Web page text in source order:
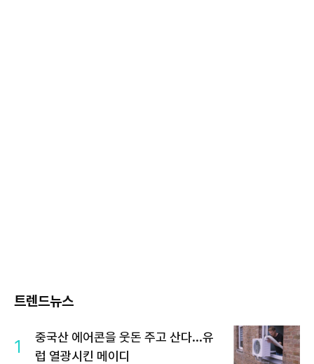
트렌드뉴스
1
중국산 에어콘을 웃돈 주고 산다...유
럽 열광시킨 메이디